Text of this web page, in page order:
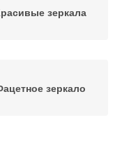
зеркала
зеркало